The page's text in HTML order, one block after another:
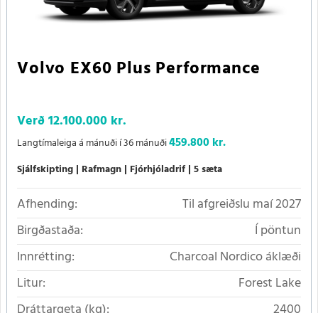
Volvo EX60 Plus Performance
Verð12.100.000 kr.
Langtímaleiga á mánuði í 36 mánuði459.800 kr.
Sjálfskipting Rafmagn Fjórhjóladrif 5 sæta
Afhending:
Til afgreiðslu maí 2027
Birgðastaða:
Í pöntun
Innrétting:
Charcoal Nordico áklæði
Litur:
Forest Lake